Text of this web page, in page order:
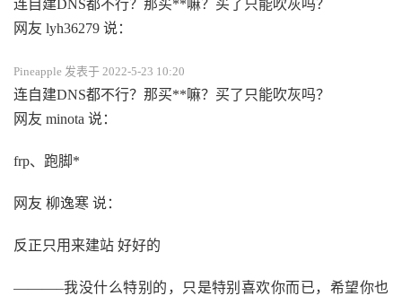
连自建DNS都不行？那买**嘛？买了只能吹灰吗？
网友 lyh36279 说：
Pineapple 发表于 2022-5-23 10:20
连自建DNS都不行？那买**嘛？买了只能吹灰吗？
网友 minota 说：
frp、跑脚*
网友 柳逸寒 说：
反正只用来建站 好好的
———–我没什么特别的，只是特别喜欢你而已，希望你也